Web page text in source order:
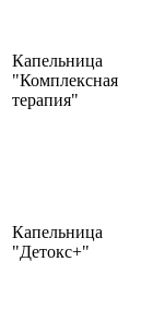
Капельница
"Комплексная
терапия"
Капельница
"Детокс+"